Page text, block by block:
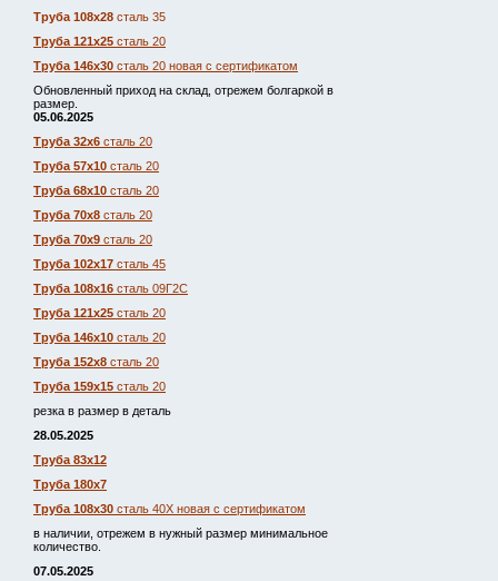
Труба 108х28 сталь 35
Труба 121х25 сталь 20
Труба 146х30 сталь 20 новая с сертификатом
Обновленный приход на склад, отрежем болгаркой в
размер.
05.06.2025
Труба 32х6 сталь 20
Труба 57х10 сталь 20
Труба 68х10 сталь 20
Труба 70х8 сталь 20
Труба 70х9 сталь 20
Труба 102х17 сталь 45
Труба 108х16 сталь 09Г2С
Труба 121х25 сталь 20
Труба 146х10 сталь 20
Труба 152х8 сталь 20
Труба 159х15 сталь 20
резка в размер в деталь
28.05.2025
Труба 83х12
Труба 180х7
Труба 108х30 сталь 40Х новая с сертификатом
в наличии, отрежем в нужный размер минимальное
количество.
07.05.2025